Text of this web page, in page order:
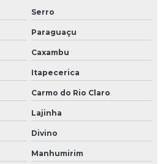
Serro
Paraguaçu
Caxambu
Itapecerica
Carmo do Rio Claro
Lajinha
Divino
Manhumirim